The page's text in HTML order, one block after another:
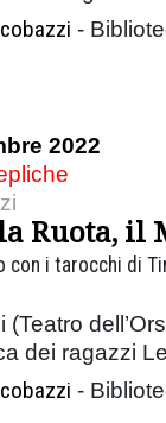
-
2022
Ruota, il
con i tarocchi di
dei ragazzi
-